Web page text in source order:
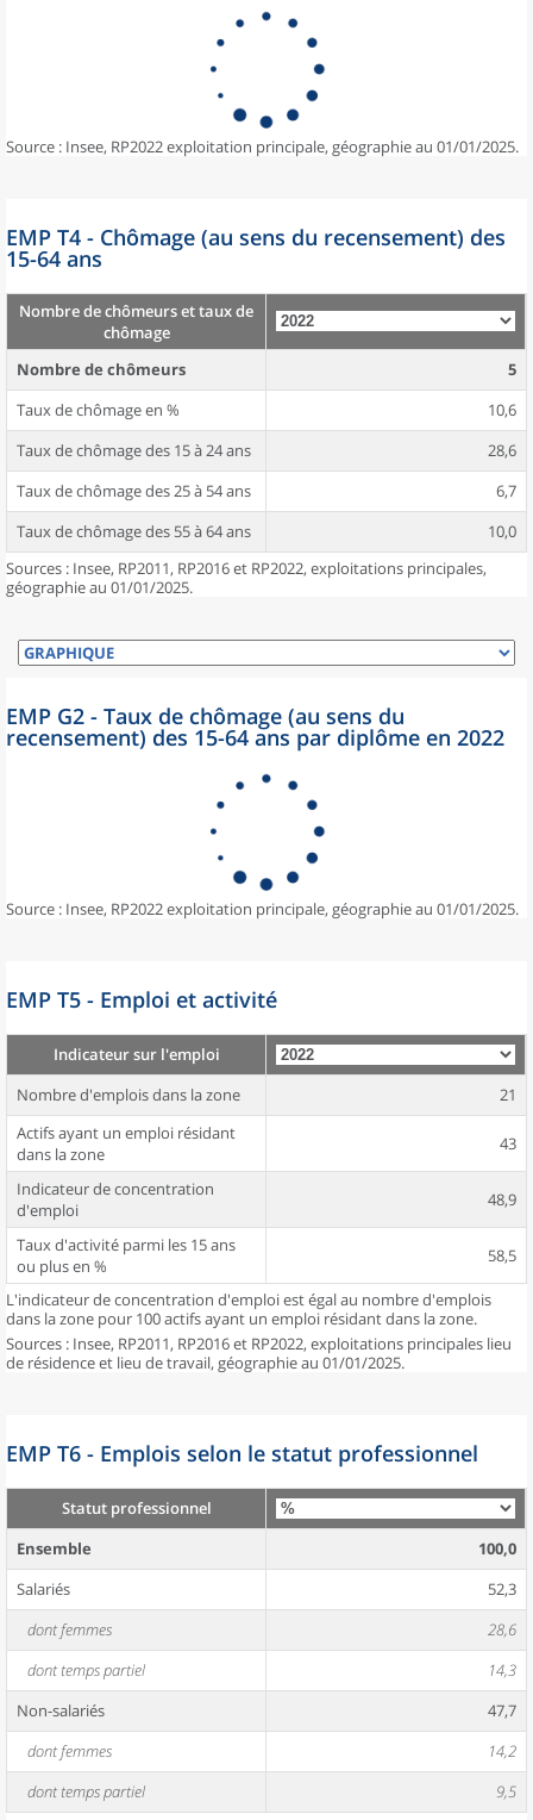
Source : Insee, RP2022 exploitation principale, géographie au 01/01/2025.
EMP T4 - Chômage (au sens du recensement) des
15-64 ans
Nombre de chômeurs et taux de
chômage
Nombre de chômeurs
5
Taux de chômage en %
10,6
Taux de chômage des 15 à 24 ans
28,6
Taux de chômage des 25 à 54 ans
6,7
Taux de chômage des 55 à 64 ans
10,0
Sources : Insee, RP2011, RP2016 et RP2022, exploitations principales,
géographie au 01/01/2025.
EMP G2 - Taux de chômage (au sens du
recensement) des 15-64 ans par diplôme en 2022
Source : Insee, RP2022 exploitation principale, géographie au 01/01/2025.
EMP T5 - Emploi et activité
Indicateur sur l'emploi
Nombre d'emplois dans la zone
21
Actifs ayant un emploi résidant
dans la zone
43
Indicateur de concentration
d'emploi
48,9
Taux d'activité parmi les 15 ans
ou plus en %
58,5
L'indicateur de concentration d'emploi est égal au nombre d'emplois
dans la zone pour 100 actifs ayant un emploi résidant dans la zone.
Sources : Insee, RP2011, RP2016 et RP2022, exploitations principales lieu
de résidence et lieu de travail, géographie au 01/01/2025.
EMP T6 - Emplois selon le statut professionnel
Statut professionnel
Ensemble
100,0
Salariés
52,3
dont femmes
28,6
dont temps partiel
14,3
Non-salariés
47,7
dont femmes
14,2
dont temps partiel
9,5